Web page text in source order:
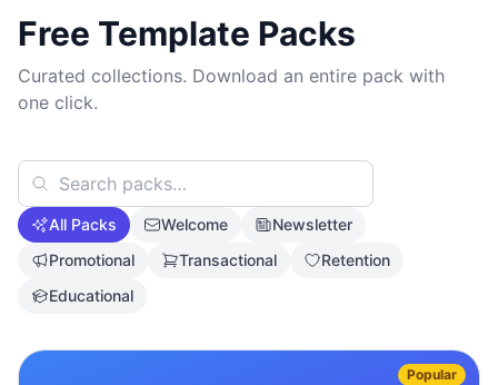
Free Template Packs
Curated collections. Download an entire pack with
one click.
All Packs Welcome
Newsletter
Promotional
Transactional
Retention
Educational
Popular